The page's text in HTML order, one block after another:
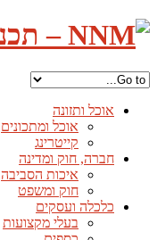
אוכל ותזונה
אוכל ומתכונים
קייטרינג
חברה, חוק ומדינה
איכות הסביבה
חוק ומשפט
כלכלה ועסקים
בעלי מקצועות